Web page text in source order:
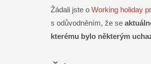
Žádali jste o Working holiday
s odůvodněním, že se
kterému bylo některým